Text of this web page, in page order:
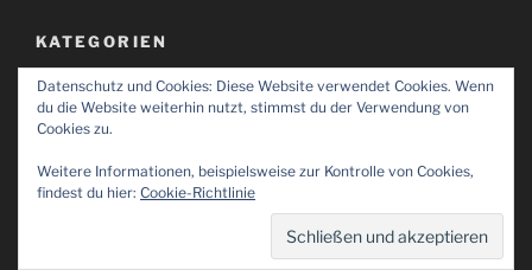
KATEGORIEN
Kategorien
Stolz präsentiert von WordPress
Datenschutz und Cookies: Diese Website verwendet Cookies. Wenn
du die Website weiterhin nutzt, stimmst du der Verwendung von
Cookies zu.
Weitere Informationen, beispielsweise zur Kontrolle von Cookies,
findest du hier: Cookie-Richtlinie